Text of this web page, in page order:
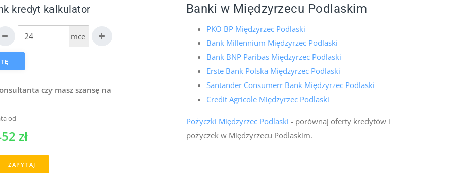
kredyt kalkulator
mce
czy masz szansę na
od
zł
ZAPYTAJ
Banki w Międzyrzecu Podlaskim
PKO BP Międzyrzec Podlaski
Bank Millennium Międzyrzec Podlaski
Bank BNP Paribas Międzyrzec Podlaski
Erste Bank Polska Międzyrzec Podlaski
Santander Consumerr Bank Międzyrzec Podlaski
Credit Agricole Międzyrzec Podlaski
Pożyczki Międzyrzec Podlaski - porównaj oferty kredytów i
pożyczek w Międzyrzecu Podlaskim.